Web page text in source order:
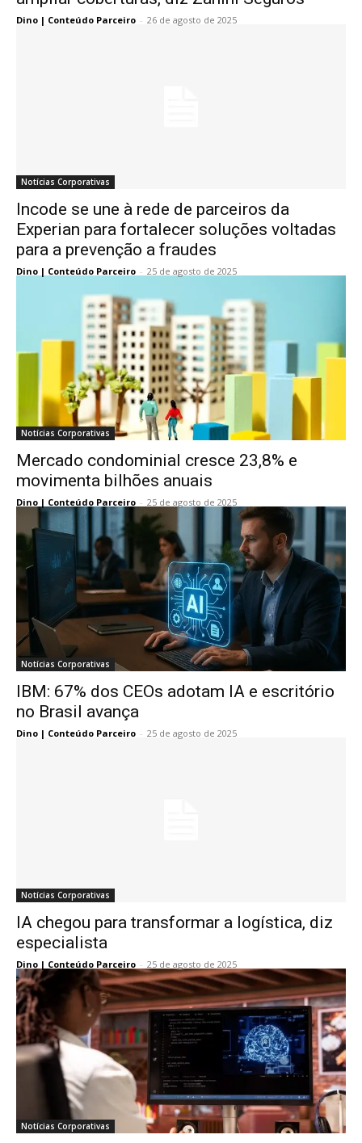
Dino | Conteúdo Parceiro - 26 de agosto de 2025
Notícias Corporativas
Incode se une à rede de parceiros da
Experian para fortalecer soluções voltadas
para a prevenção a fraudes
Dino | Conteúdo Parceiro - 25 de agosto de 2025
Notícias Corporativas
Mercado condominial cresce 23,8% e
movimenta bilhões anuais
Dino | Conteúdo Parceiro - 25 de agosto de 2025
Notícias Corporativas
IBM: 67% dos CEOs adotam IA e escritório
no Brasil avança
Dino | Conteúdo Parceiro - 25 de agosto de 2025
Notícias Corporativas
IA chegou para transformar a logística, diz
especialista
Dino | Conteúdo Parceiro - 25 de agosto de 2025
Notícias Corporativas